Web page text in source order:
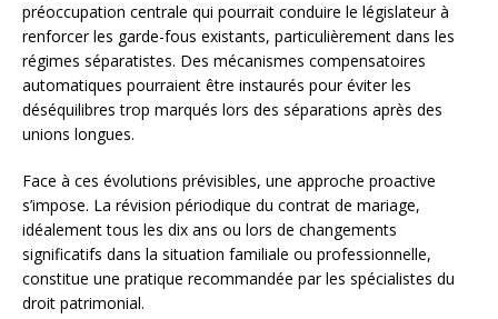
préoccupation centrale qui pourrait conduire le législateur à
renforcer les garde-fous existants, particulièrement dans les
régimes séparatistes. Des mécanismes compensatoires
automatiques pourraient être instaurés pour éviter les
déséquilibres trop marqués lors des séparations après des
unions longues.
Face à ces évolutions prévisibles, une approche proactive
s’impose. La révision périodique du contrat de mariage,
idéalement tous les dix ans ou lors de changements
significatifs dans la situation familiale ou professionnelle,
constitue une pratique recommandée par les spécialistes du
droit patrimonial.